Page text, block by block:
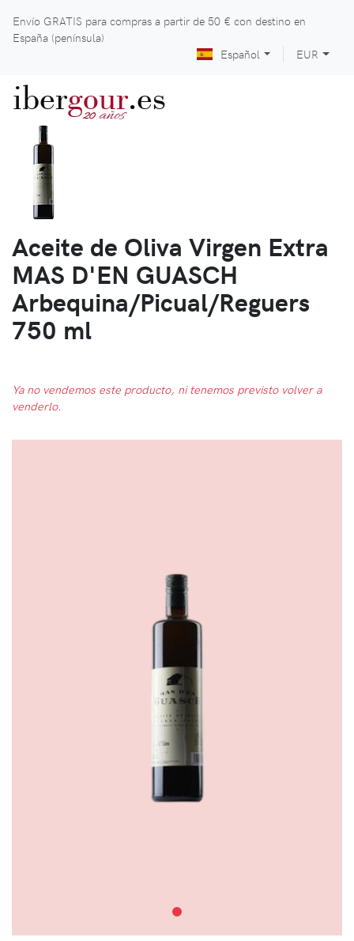
Envío GRATIS para compras a partir de 50 € con destino en
España (península)
Español
EUR
ibergour
20 años .es
Aceite de Oliva Virgen Extra
MAS D'EN GUASCH
Arbequina/Picual/Reguers
750 ml
Ya no vendemos este producto, ni tenemos previsto volver a
venderlo.